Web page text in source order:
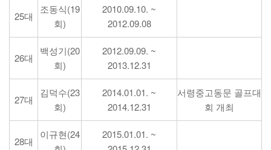
25대
조동식(19
회)
2010.09.10. ~
2012.09.08
26대
백성기(20
회)
2012.09.09. ~
2013.12.31
27대
김덕수(23
회)
2014.01.01. ~
2014.12.31
서령중고동문 골프대
회 개최
28대
이규현(24
2015.01.01. ~